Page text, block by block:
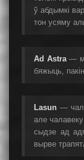
ў абдымкі
тон усяму
Ad Astra— мы
бяжыць,
Lasun —
але
сыдзе ад
вырве